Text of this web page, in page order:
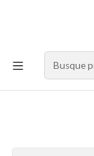
Compre por la web